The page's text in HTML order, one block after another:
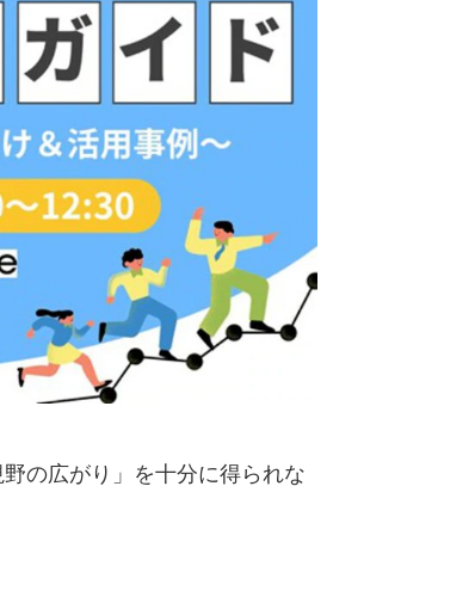
の広がり」を十分に得られな